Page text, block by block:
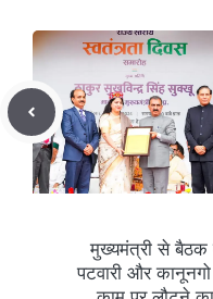
मुख्यमंत्री से बैठक
पटवारी और